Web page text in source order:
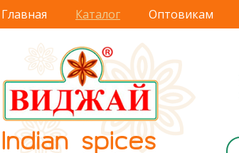
Главная Каталог Оптовикам